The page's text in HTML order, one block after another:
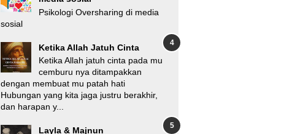
Psikologi Oversharing di media
sosial
Ketika Allah Jatuh Cinta
Ketika Allah jatuh cinta pada mu
cemburu nya ditampakkan
dengan membuat mu patah hati
Hubungan yang kita jaga justru berakhir,
dan harapan y...
Layla & Majnun